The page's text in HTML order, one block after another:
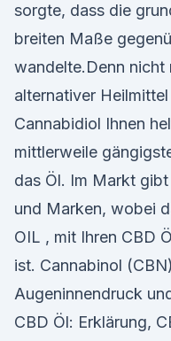
sorgte, dass die
breiten Maße
wandelte.Denn nicht
alternativer
Cannabidiol Ihnen
mittlerweile
das Öl. Im Markt
und Marken, wobei
OIL , mit Ihren CBD
ist. Cannabinol
Augeninnendruck
CBD Öl: Erklärung,